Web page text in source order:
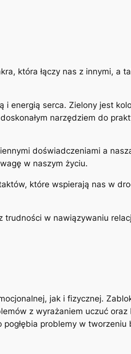
która łączy nas z innymi, a
i energią serca. Zielony jest
narzędziem do
doświadczeniami a
w naszym życiu.
które wspierają nas w
w nawiązywaniu
jak i fizycznej.
z wyrażaniem uczuć oraz
problemy w tworzeniu